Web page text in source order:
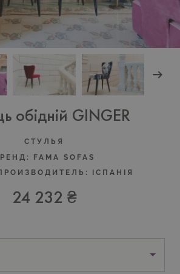
обідній GINGER
CТУЛЬЯ
FAMA SOFAS
IСПАНIЯ
24 232 ₴